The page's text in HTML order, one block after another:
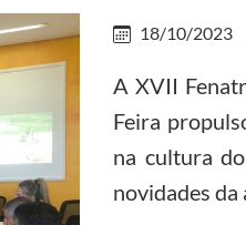
18/10/2023
A XVII
Feira
na cultura
novidades